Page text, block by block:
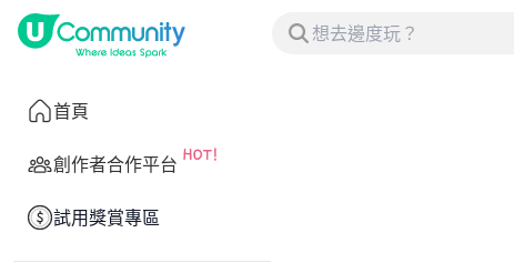
首頁
創作者合作平台
試用獎賞專區